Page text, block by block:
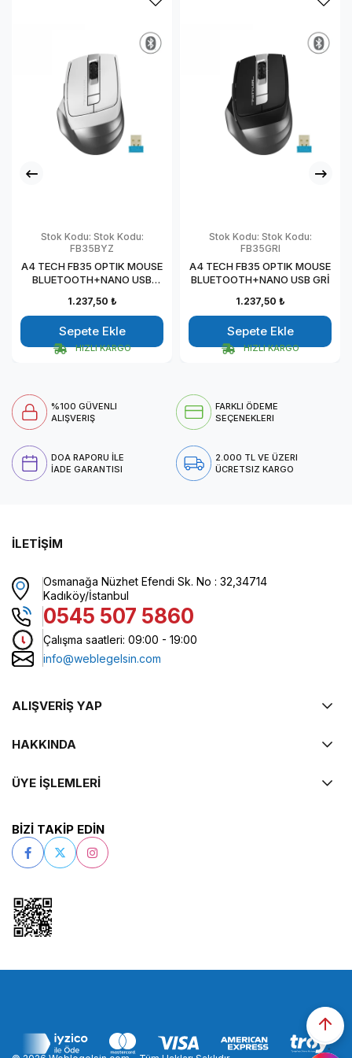
Stok Kodu: Stok Kodu:
FB35BYZ
A4 TECH FB35 OPTIK MOUSE
BLUETOOTH+NANO USB
1.237,50 ₺
Sepete Ekle
HIZLI KARGO
Stok Kodu: Stok Kodu:
FB35GRI
A4 TECH FB35 OPTIK MOUSE
BLUETOOTH+NANO USB GRİ
1.237,50 ₺
Sepete Ekle
HIZLI KARGO
%100 GÜVENLI
ALIŞVERIŞ
FARKLI ÖDEME
SEÇENEKLERI
DOA RAPORU İLE
İADE GARANTISI
2.000 TL VE ÜZERI
ÜCRETSIZ KARGO
İLETİŞİM
Osmanağa Nüzhet Efendi Sk. No : 32,34714
Kadıköy/İstanbul
0545 507 5860
Çalışma saatleri: 09:00 - 19:00
info@weblegelsin.com
ALIŞVERİŞ YAP
HAKKINDA
ÜYE İŞLEMLERİ
BİZİ TAKİP EDİN